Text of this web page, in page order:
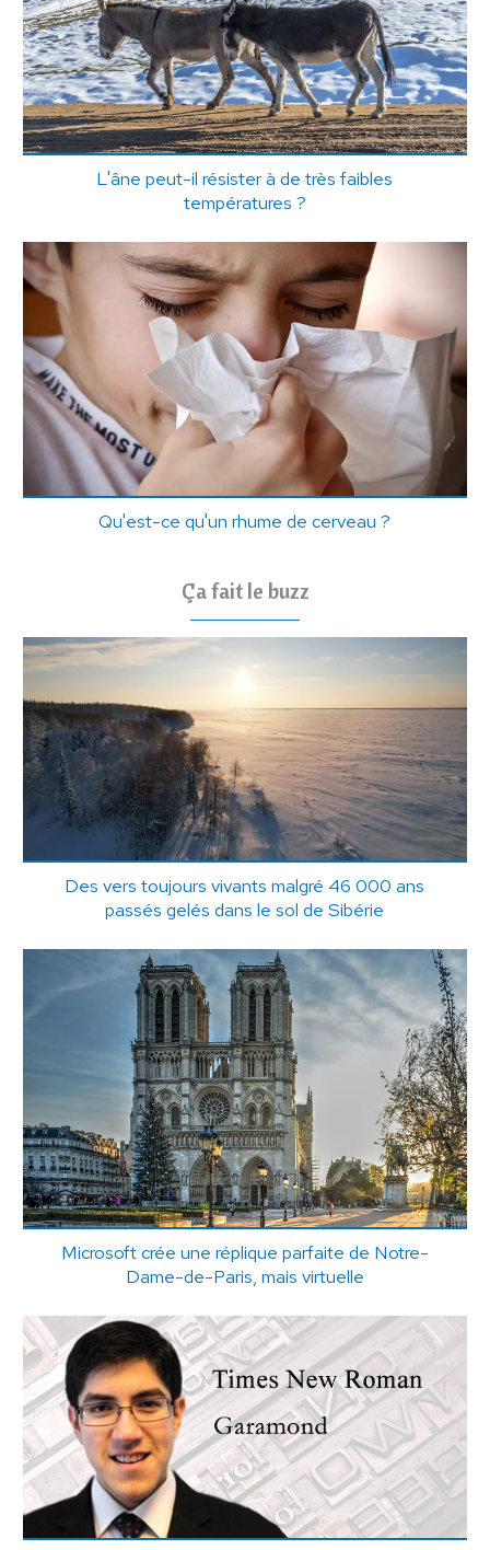
L'âne peut-il résister à de très faibles
températures ?
Qu'est-ce qu'un rhume de cerveau ?
Ça fait le buzz
Des vers toujours vivants malgré 46 000 ans
passés gelés dans le sol de Sibérie
Microsoft crée une réplique parfaite de Notre-
Dame-de-Paris, mais virtuelle